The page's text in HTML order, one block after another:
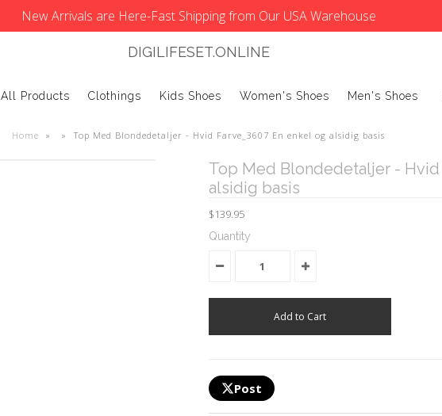
New Arrivals are Here-Fast Shipping from Our USA Warehouse
DIGILIFESET.ONLINE
All Products Clothings Kids Shoes Women's Shoes Men's Shoes
Home » » Top Med Blondedetaljer - Hvid Farve_3607 En enkel og alsidig basis
Top Med Blondedetaljer - Hvid
alsidig basis
$139.95
Quantity
Post